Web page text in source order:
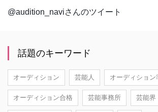
@audition_naviさんのツイート
話題のキーワード
オーディション 芸能人 オーディション
オーディション合格 芸能事務所 芸能界